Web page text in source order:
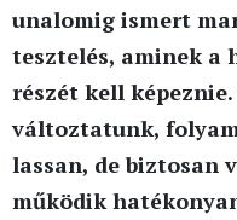
unalomig ismert
tesztelés, aminek a
részét kell
változtatunk,
lassan, de biztosan
működik